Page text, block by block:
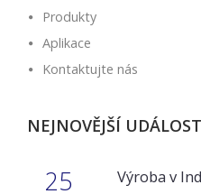
Produkty
Aplikace
Kontaktujte nás
NEJNOVĚJŠÍ
25 Výroba v